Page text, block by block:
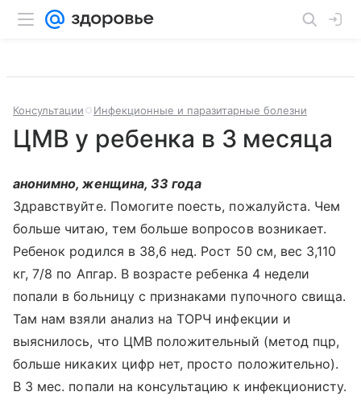
Консультации Инфекционные и паразитарные болезни
ЦМВ у ребенка в 3 месяца
анонимно, женщина, 33 года
Здравствуйте. Помогите поесть, пожалуйста. Чем
больше читаю, тем больше вопросов возникает.
Ребенок родился в 38,6 нед. Рост 50 см, вес 3,110
кг, 7/8 по Апгар. В возрасте ребенка 4 недели
попали в больницу с признаками пупочного свища.
Там нам взяли анализ на ТОРЧ инфекции и
выяснилось, что ЦМВ положительный (метод пцр,
больше никаких цифр нет, просто положительно).
В 3 мес. попали на консультацию к инфекционисту.